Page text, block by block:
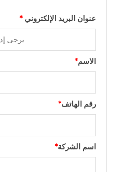
عنوان البريد الإلكتروني *
الاسم*
رقم الهاتف*
اسم الشركة*